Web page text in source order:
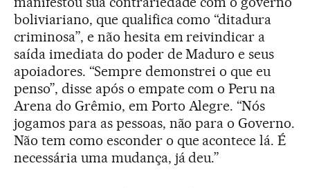
boliviariano, que qualifica como “ditadura
criminosa”, e não hesita em reivindicar a
saída imediata do poder de Maduro e seus
apoiadores. “Sempre demonstrei o que eu
penso”, disse após o empate com o Peru na
Arena do Grêmio, em Porto Alegre. “Nós
jogamos para as pessoas, não para o Governo.
Não tem como esconder o que acontece lá. É
necessária uma mudança, já deu.”